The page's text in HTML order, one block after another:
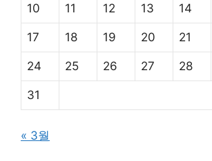
10 11 12 13 14
17 18 19 20 21
24 25 26 27 28
31
« 3월